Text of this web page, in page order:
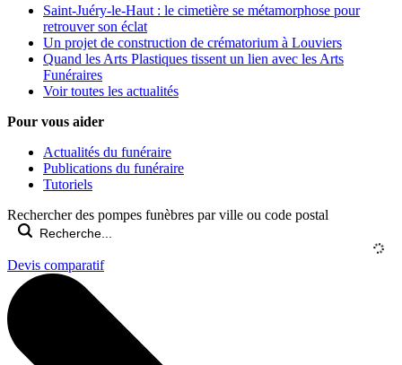
Saint-Juéry-le-Haut : le cimetière se métamorphose pour
retrouver son éclat
Un projet de construction de crématorium à Louviers
Quand les Arts Plastiques tissent un lien avec les Arts
Funéraires
Voir toutes les actualités
Pour vous aider
Actualités du funéraire
Publications du funéraire
Tutoriels
Rechercher des pompes funèbres par ville ou code postal
Devis comparatif